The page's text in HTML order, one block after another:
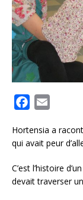
c
e
b
o
a
i
l
Hortensia a
qui avait peur
C’est l’histoire
devait traverser